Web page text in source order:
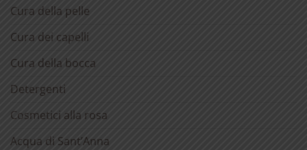
Cura della pelle
Cura dei capelli
Cura della bocca
Detergenti
Cosmetici alla rosa
Acqua di Sant’Anna